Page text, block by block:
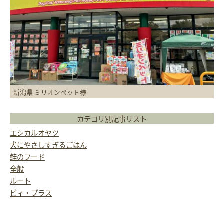
新潟県 ミリオンペット様
カテゴリ別記事リスト
エシカルオヤツ
犬にやさしすぎるごはん
鮭のフード
全般
ルート
ビィ・プラス